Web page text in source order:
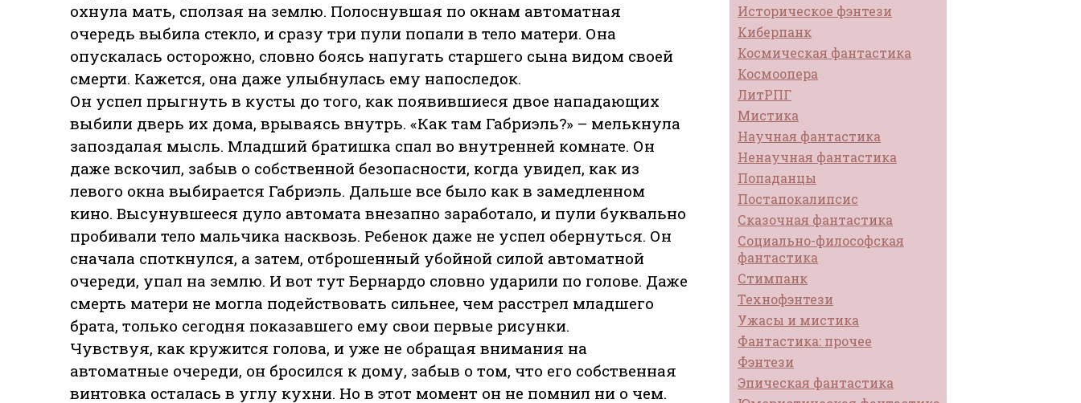
Историческое фэнтези
Киберпанк
Космическая фантастика
Космоопера
ЛитРПГ
Мистика
Научная фантастика
Ненаучная фантастика
Попаданцы
Постапокалипсис
Сказочная фантастика
Социально-философская
фантастика
Стимпанк
Технофэнтези
Ужасы и мистика
Фантастика: прочее
Фэнтези
Эпическая фантастика
охнула мать, сползая на землю. Полоснувшая по окнам автоматная
очередь выбила стекло, и сразу три пули попали в тело матери. Она
опускалась осторожно, словно боясь напугать старшего сына видом своей
смерти. Кажется, она даже улыбнулась ему напоследок.
Он успел прыгнуть в кусты до того, как появившиеся двое нападающих
выбили дверь их дома, врываясь внутрь. «Как там Габриэль?» – мелькнула
запоздалая мысль. Младший братишка спал во внутренней комнате. Он
даже вскочил, забыв о собственной безопасности, когда увидел, как из
левого окна выбирается Габриэль. Дальше все было как в замедленном
кино. Высунувшееся дуло автомата внезапно заработало, и пули буквально
пробивали тело мальчика насквозь. Ребенок даже не успел обернуться. Он
сначала споткнулся, а затем, отброшенный убойной силой автоматной
очереди, упал на землю. И вот тут Бернардо словно ударили по голове. Даже
смерть матери не могла подействовать сильнее, чем расстрел младшего
брата, только сегодня показавшего ему свои первые рисунки.
Чувствуя, как кружится голова, и уже не обращая внимания на
автоматные очереди, он бросился к дому, забыв о том, что его собственная
винтовка осталась в углу кухни. Но в этот момент он не помнил ни о чем.